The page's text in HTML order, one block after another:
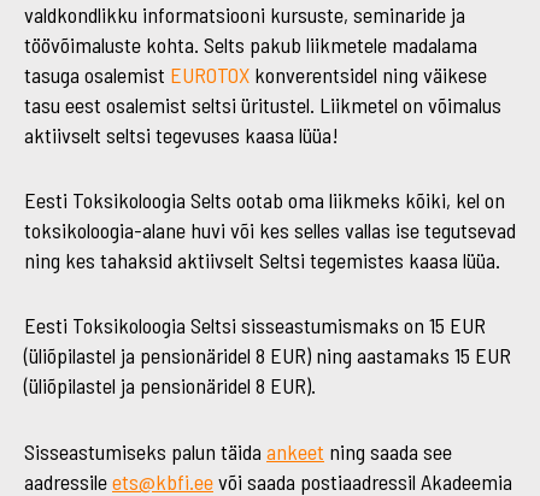
valdkondlikku informatsiooni kursuste, seminaride ja
töövõimaluste kohta. Selts pakub liikmetele madalama
tasuga osalemist EUROTOX konverentsidel ning väikese
tasu eest osalemist seltsi üritustel. Liikmetel on võimalus
aktiivselt seltsi tegevuses kaasa lüüa!
Eesti Toksikoloogia Selts ootab oma liikmeks kõiki, kel on
toksikoloogia-alane huvi või kes selles vallas ise tegutsevad
ning kes tahaksid aktiivselt Seltsi tegemistes kaasa lüüa.
Eesti Toksikoloogia Seltsi sisseastumismaks on 15 EUR
(üliõpilastel ja pensionäridel 8 EUR) ning aastamaks 15 EUR
(üliõpilastel ja pensionäridel 8 EUR).
Sisseastumiseks palun täida ankeet ning saada see
aadressileets@kbfi.eevõi saada postiaadressil Akadeemia